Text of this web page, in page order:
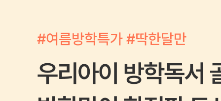
교육상품 생활가전 라이프 여행 호텔
드롱기 홈쎄라 세라잼 휴대폰 웰스패키지 인터넷
생활/주방용품
건강/의료용품
디지털/컴퓨터
냉장고
세탁/건조기
계절가전
여행상품권 기프티콘 상품권
영업e쿠폰